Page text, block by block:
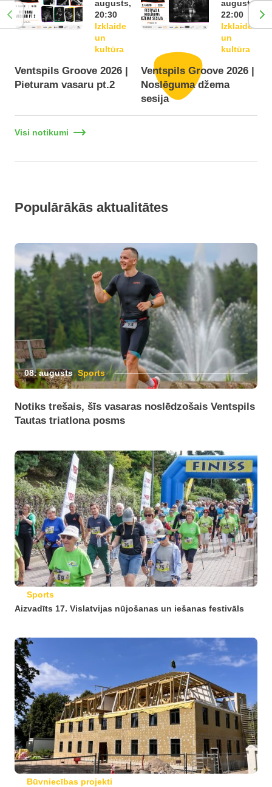
augusts,
20:30
Izklaide
un
kultūra
Ventspils Groove 2026 |
Pieturam vasaru pt.2
augusts,
22:00
Izklaide
un
kultūra
Ventspils Groove 2026 |
Noslēguma džema
sesija
Visi notikumi
Populārākās aktualitātes
08. augusts Sports
Notiks trešais, šīs vasaras noslēdzošais Ventspils
Tautas triatlona posms
Sports
Aizvadīts 17. Vislatvijas nūjošanas un iešanas festivāls
Būvniecības projekti